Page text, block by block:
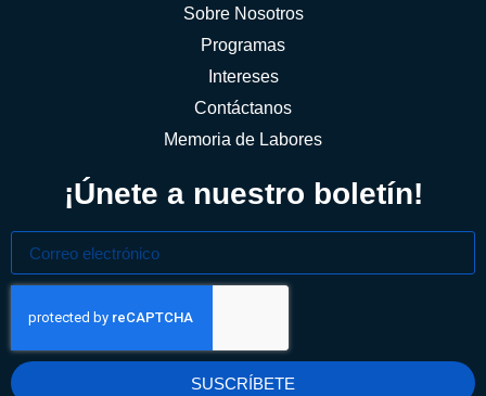
Sobre Nosotros
Programas
Intereses
Contáctanos
Memoria de Labores
¡Únete a nuestro boletín!
SUSCRÍBETE